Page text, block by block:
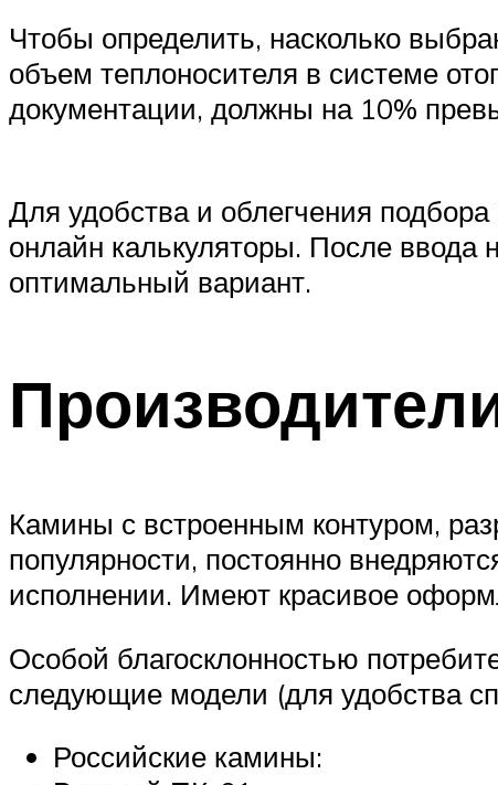
Чтобы определить, насколько
объем теплоносителя в системе
документации, должны на 10%
Для удобства и облегчения
онлайн калькуляторы. После ввода
оптимальный вариант.
Камины с встроенным контуром,
популярности, постоянно
исполнении. Имеют красивое
Особой благосклонностью
следующие модели (для удобства
Российские камины: